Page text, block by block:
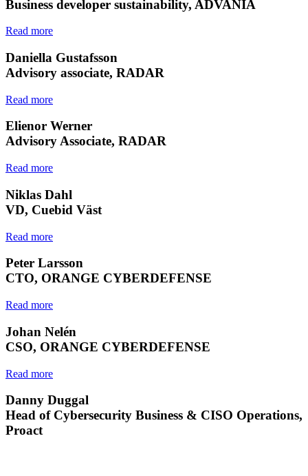
Business developer sustainability, ADVANIA
Read more
Daniella Gustafsson
Advisory associate, RADAR
Read more
Elienor Werner
Advisory Associate, RADAR
Read more
Niklas Dahl
VD, Cuebid Väst
Read more
Peter Larsson
CTO, ORANGE CYBERDEFENSE
Read more
Johan Nelén
CSO, ORANGE CYBERDEFENSE
Read more
Danny Duggal
Head of Cybersecurity Business & CISO Operations,
Proact